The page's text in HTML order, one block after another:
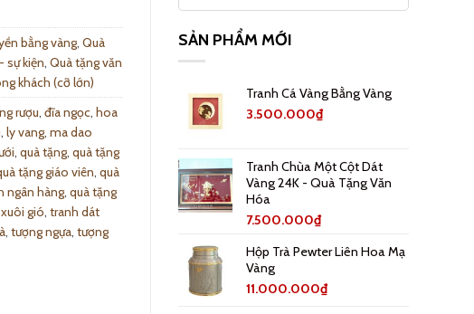
SẢN PHẨM MỚI
Tranh Cá Vàng Bằng Vàng
3.500.000₫
Tranh Chùa Một Cột Dát
Vàng 24K - Quà Tặng Văn
Hóa
7.500.000₫
Hộp Trà Pewter Liên Hoa Mạ
Vàng
11.000.000₫
bằng vàng, Quà
sự kiện, Quà tặng văn
khách (cỡ lớn)
rượu, đĩa ngọc, hoa
, ly vang, ma dao
, quà tặng, quà tặng
tặng giáo viên, quà
ngân hàng, quà tặng
gió, tranh dát
, tượng ngựa, tượng